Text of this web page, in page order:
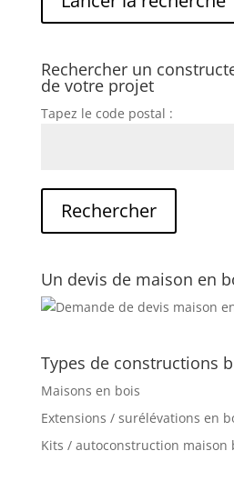
Rechercher un
de votre projet
Tapez le code postal :
Un devis de maison en
Types de constructions
Maisons en bois
Extensions / surélévations en
Kits / autoconstruction maison